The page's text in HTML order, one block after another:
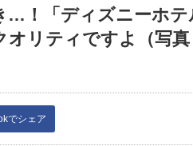
…！「ディズニーホテ
リティですよ（写真
でシェア